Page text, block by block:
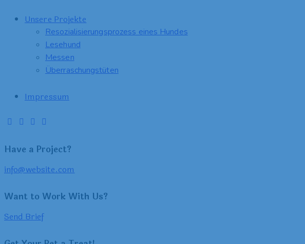
Unsere Projekte
Resozialisierungsprozess eines Hundes
Lesehund
Messen
Überraschungstüten
Impressum
Have a Project?
info@website.com
Want to Work With Us?
Send Brief